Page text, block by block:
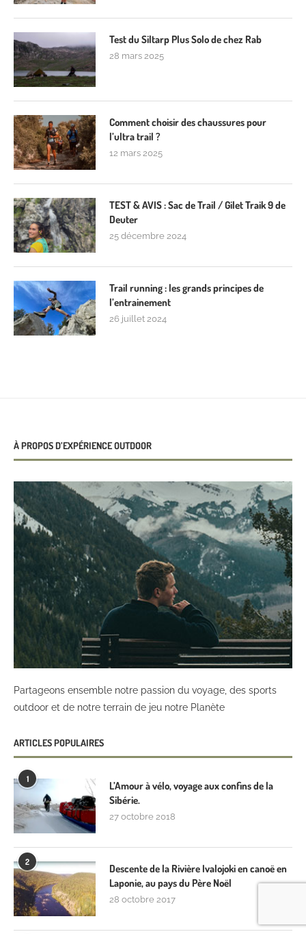
Test du Siltarp Plus Solo de chez Rab
28 mars 2025
Comment choisir des chaussures pour
l’ultra trail ?
12 mars 2025
TEST & AVIS : Sac de Trail / Gilet Traik 9 de
Deuter
25 décembre 2024
Trail running : les grands principes de
l’entrainement
26 juillet 2024
À PROPOS D’EXPÉRIENCE OUTDOOR
Partageons ensemble notre passion du voyage, des sports
outdoor et de notre terrain de jeu notre Planète
ARTICLES POPULAIRES
1
L’Amour à vélo, voyage aux confins de la
Sibérie.
27 octobre 2018
2
Descente de la Rivière Ivalojoki en canoë en
Laponie, au pays du Père Noël
28 octobre 2017